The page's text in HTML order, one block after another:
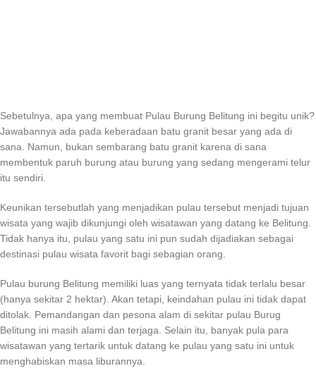
Sebetulnya, apa yang membuat Pulau Burung Belitung ini begitu unik?
Jawabannya ada pada keberadaan batu granit besar yang ada di
sana. Namun, bukan sembarang batu granit karena di sana
membentuk paruh burung atau burung yang sedang mengerami telur
itu sendiri.
Keunikan tersebutlah yang menjadikan pulau tersebut menjadi tujuan
wisata yang wajib dikunjungi oleh wisatawan yang datang ke Belitung.
Tidak hanya itu, pulau yang satu ini pun sudah dijadiakan sebagai
destinasi pulau wisata favorit bagi sebagian orang.
Pulau burung Belitung memiliki luas yang ternyata tidak terlalu besar
(hanya sekitar 2 hektar). Akan tetapi, keindahan pulau ini tidak dapat
ditolak. Pemandangan dan pesona alam di sekitar pulau Burug
Belitung ini masih alami dan terjaga. Selain itu, banyak pula para
wisatawan yang tertarik untuk datang ke pulau yang satu ini untuk
menghabiskan masa liburannya.